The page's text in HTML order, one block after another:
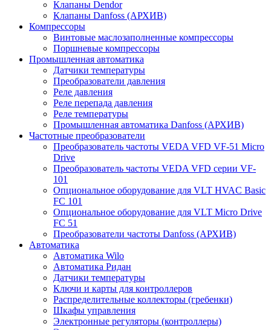
Клапаны Dendor
Клапаны Danfoss (АРХИВ)
Компрессоры
Винтовые маслозаполненные компрессоры
Поршневые компрессоры
Промышленная автоматика
Датчики температуры
Преобразователи давления
Реле давления
Реле перепада давления
Реле температуры
Промышленная автоматика Danfoss (АРХИВ)
Частотные преобразователи
Преобразователь частоты VEDA VFD VF-51 Micro
Drive
Преобразователь частоты VEDA VFD серии VF-
101
Опциональное оборудование для VLT HVAC Basic
FC 101
Опциональное оборудование для VLT Micro Drive
FC 51
Преобразователи частоты Danfoss (АРХИВ)
Автоматика
Автоматика Wilo
Автоматика Ридан
Датчики температуры
Ключи и карты для контроллеров
Распределительные коллекторы (гребенки)
Шкафы управления
Электронные регуляторы (контроллеры)